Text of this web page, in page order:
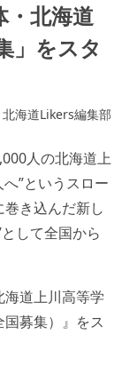
・北海道
」をスタ
北海道Likers編集部
人の北海道上
”というスロー
き込んだ新し
して全国から
道上川高等学
募集）』をス